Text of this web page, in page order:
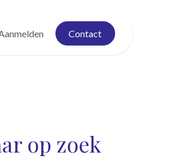
Contact
op zoek